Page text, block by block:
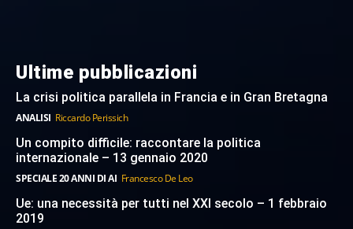
Ultime pubblicazioni
La crisi politica parallela in Francia e in Gran Bretagna
ANALISI Riccardo Perissich
Un compito difficile: raccontare la politica
internazionale – 13 gennaio 2020
SPECIALE 20 ANNI DI AI Francesco De Leo
Ue: una necessità per tutti nel XXI secolo – 1 febbraio
2019